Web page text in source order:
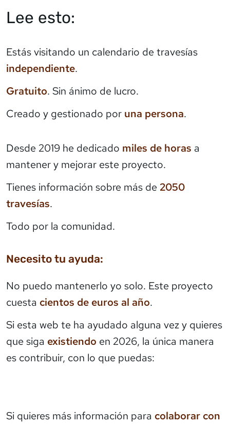
Lee esto:
Estás visitando un calendario de travesías
independiente.
Gratuito. Sin ánimo de lucro.
Creado y gestionado por una persona.
Desde 2019 he dedicado miles de horas a
mantener y mejorar este proyecto.
Tienes información sobre más de 2050
travesías.
Todo por la comunidad.
Necesito tu ayuda:
No puedo mantenerlo yo solo. Este proyecto
cuesta cientos de euros al año.
Si esta web te ha ayudado alguna vez y quieres
que siga existiendo en 2026, la única manera
es contribuir, con lo que puedas:
Si quieres más información para colaborar con